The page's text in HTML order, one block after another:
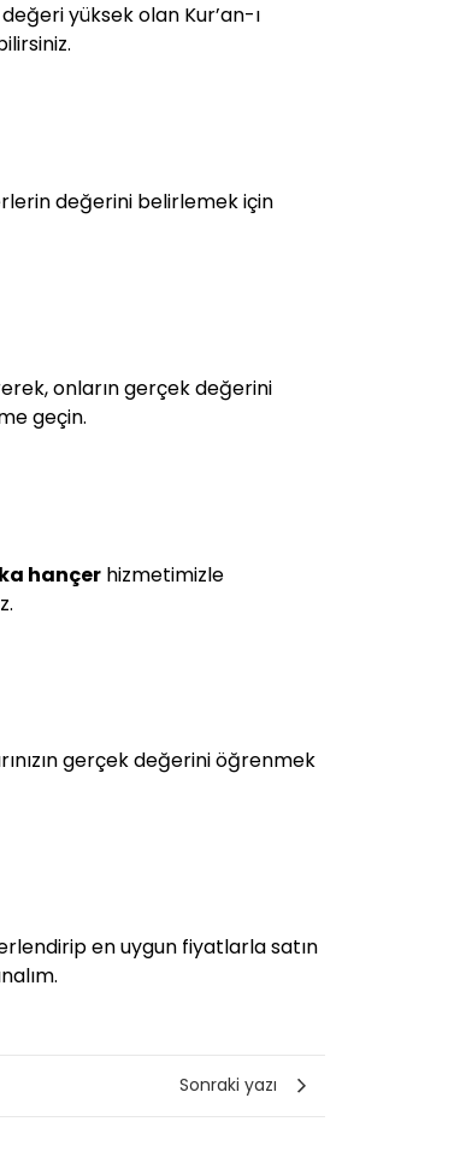
yüksek olan Kur’an-ı
değerini belirlemek için
onların gerçek değerini
geçin.
hançer hizmetimizle
gerçek değerini öğrenmek
en uygun fiyatlarla satın
Sonraki yazı